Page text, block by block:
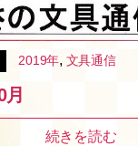
2019年, 文具通信
月
続きを読む